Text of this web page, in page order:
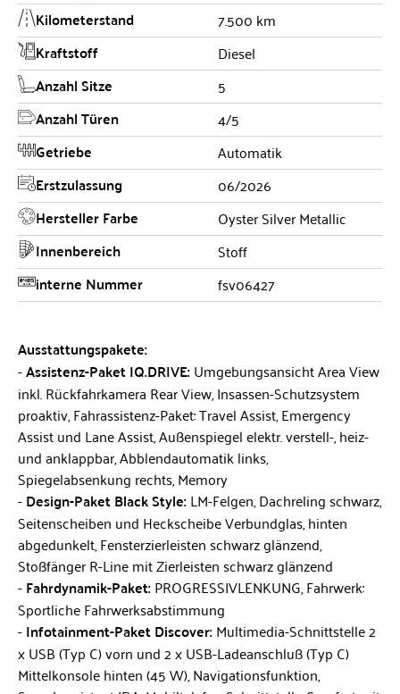
Kilometerstand 7.500 km
Kraftstoff Diesel
Anzahl Sitze 5
Anzahl Türen 4/5
Getriebe Automatik
Erstzulassung 06/2026
Hersteller Farbe Oyster Silver Metallic
Innenbereich Stoff
interne Nummer fsv06427
Ausstattungspakete:
Assistenz-Paket IQ.DRIVE:Umgebungsansicht Area View
inkl. Rückfahrkamera Rear View, Insassen-Schutzsystem
proaktiv, Fahrassistenz-Paket: Travel Assist, Emergency
Assist und Lane Assist, Außenspiegel elektr. verstell-, heiz-
und anklappbar, Abblendautomatik links,
Spiegelabsenkung rechts, Memory
Design-Paket Black Style:LM-Felgen, Dachreling schwarz,
Seitenscheiben und Heckscheibe Verbundglas, hinten
abgedunkelt, Fensterzierleisten schwarz glänzend,
Stoßfänger R-Line mit Zierleisten schwarz glänzend
Fahrdynamik-Paket:PROGRESSIVLENKUNG, Fahrwerk:
Sportliche Fahrwerksabstimmung
Infotainment-Paket Discover:Multimedia-Schnittstelle 2
x USB (Typ C) vorn und 2 x USB-Ladeanschluß (Typ C)
Mittelkonsole hinten (45 W), Navigationsfunktion,